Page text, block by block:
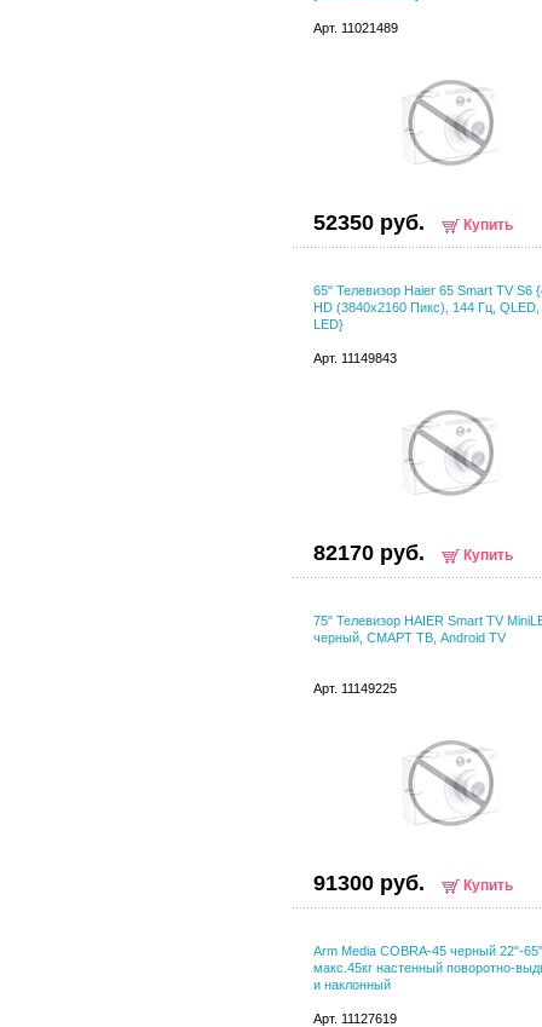
Арт. 11021489
52350 руб. Купить
65" Телевизор Haier 65 Smart TV S6
HD (3840x2160 Пикс), 144 Гц,
LED}
Арт. 11149843
82170 руб. Купить
75" Телевизор HAIER Smart TV
черный, СМАРТ ТВ, Android TV
Арт. 11149225
91300 руб. Купить
Arm Media COBRA-45 черный 22"-65"
макс.45кг настенный поворотно-
и наклонный
Арт. 11127619